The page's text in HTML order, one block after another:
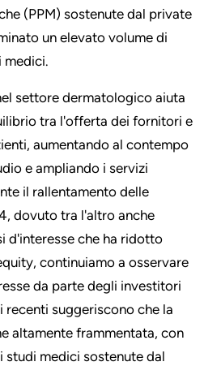
(PPM) sostenute dal private
un elevato volume di
medici.
settore dermatologico aiuta
tra l'offerta dei fornitori e
aumentando al contempo
e ampliando i servizi
il rallentamento delle
dovuto tra l'altro anche
d'interesse che ha ridotto
continuiamo a osservare
da parte degli investitori
recenti suggeriscono che la
altamente frammentata, con
studi medici sostenute dal